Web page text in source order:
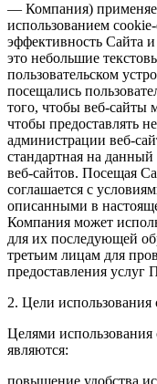
— Компания)
использованием
эффективность Сайта
это небольшие
пользовательском
посещались
того, чтобы веб-сайты
чтобы предоставлять
администрации веб-
стандартная на
веб-сайтов. Посещая
соглашается с
описанными в
Компания может
для их последующей
третьим лицам для
предоставления
2. Цели использования
Целями
являются:
повышение удобства